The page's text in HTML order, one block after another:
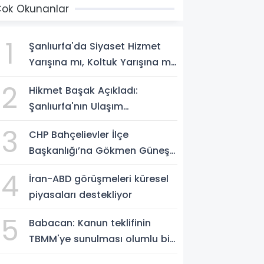
Okunanlar
1
Şanlıurfa'da Siyaset Hizmet
Yarışına mı, Koltuk Yarışına mı
2
Hikmet Başak Açıkladı:
Şanlıurfa'nın Ulaşım
3
CHP Bahçelievler İlçe
Başkanlığı’na Gökmen Güneş
4
İran-ABD görüşmeleri küresel
piyasaları destekliyor
5
Babacan: Kanun teklifinin
TBMM'ye sunulması olumlu bir